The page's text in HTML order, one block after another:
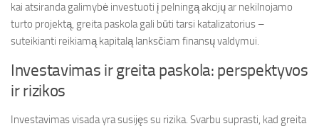
kai atsiranda galimybė investuoti į pelningą akcijų ar nekilnojamo
turto projektą, greita paskola gali būti tarsi katalizatorius –
suteikianti reikiamą kapitalą lanksčiam finansų valdymui.
Investavimas ir greita paskola: perspektyvos
ir rizikos
Investavimas visada yra susijęs su rizika. Svarbu suprasti, kad greita